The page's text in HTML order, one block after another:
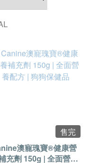
售完
澳寵瑰寶®健康營
充劑 150g | 全面營養